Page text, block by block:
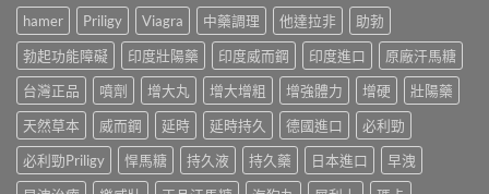
法，
教
你
4
招
安
全
買
到
正
利
士、
必
利
勁
與
雙
效
藥，
開
行
情：
dcard
網
友
最
常
問
的
灣
什
麼？
藥
師
揭
密：
必
利
hamer Priligy Viagra 中藥調理 他達拉非
助勃
勃起功能障礙
印度壯陽藥 印度威而鋼 印度進口
原廠汗馬糖
台灣正品
噴劑 增大丸 增大增粗 增強體力 增硬
壯陽藥
天然草本
威而鋼 延時 延時持久 德國進口
必利勁
必利勁Priligy
悍馬糖 持久液 持久藥 日本進口
早洩